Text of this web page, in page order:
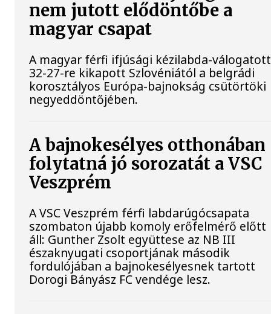
nem jutott elődöntőbe a
magyar csapat
A magyar férfi ifjúsági kézilabda-válogatott
32-27-re kikapott Szlovéniától a belgrádi
korosztályos Európa-bajnokság csütörtöki
negyeddöntőjében.
A bajnokesélyes otthonában
folytatná jó sorozatát a VSC
Veszprém
A VSC Veszprém férfi labdarúgócsapata
szombaton újabb komoly erőfelmérő előtt
áll: Gunther Zsolt együttese az NB III
északnyugati csoportjának második
fordulójában a bajnokesélyesnek tartott
Dorogi Bányász FC vendége lesz.